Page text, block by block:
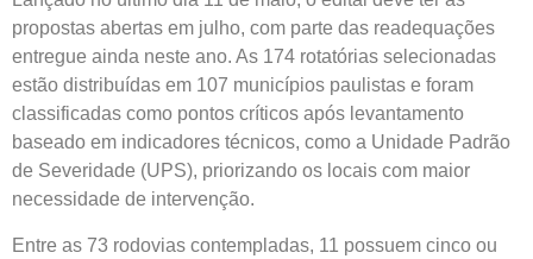
propostas abertas em julho, com parte das readequações
entregue ainda neste ano. As 174 rotatórias selecionadas
estão distribuídas em 107 municípios paulistas e foram
classificadas como pontos críticos após levantamento
baseado em indicadores técnicos, como a Unidade Padrão
de Severidade (UPS), priorizando os locais com maior
necessidade de intervenção.
Entre as 73 rodovias contempladas, 11 possuem cinco ou